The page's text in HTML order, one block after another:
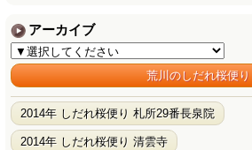
アーカイブ
荒川のしだれ桜便り
2014年 しだれ桜便り 札所29番長泉院
2014年 しだれ桜便り 清雲寺